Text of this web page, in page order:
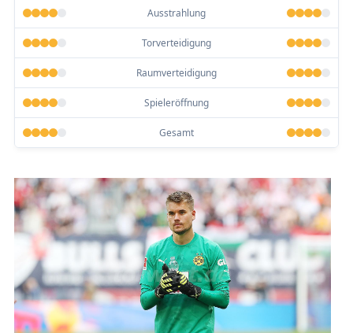
Ausstrahlung
Torverteidigung
Raumverteidigung
Spieleröffnung
Gesamt